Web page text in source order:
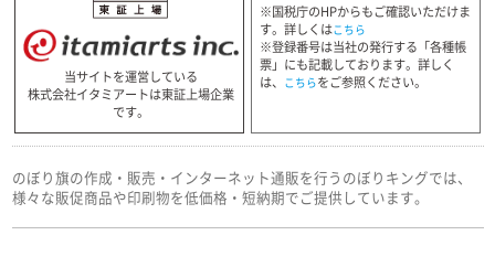
当サイトを運営している
株式会社イタミアートは東証上場企業
です。
※国税庁のHPからもご確認いただけま
す。詳しくはこちら
※登録番号は当社の発行する「各種帳
票」にも記載しております。詳しく
は、 こちらをご参照ください。
のぼり旗の作成・販売・インターネット通販を行うのぼりキングでは、
様々な販促商品や印刷物を低価格・短納期でご提供しています。